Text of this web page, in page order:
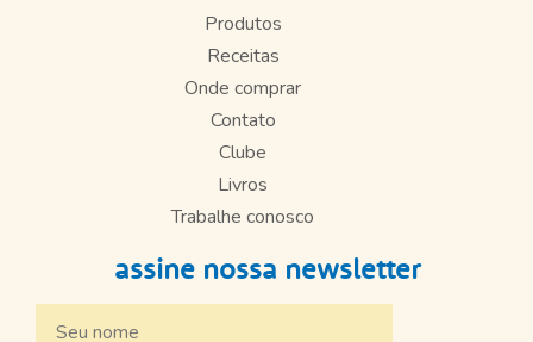
Produtos
Receitas
Onde comprar
Contato
Clube
Livros
Trabalhe conosco
assine nossa newsletter